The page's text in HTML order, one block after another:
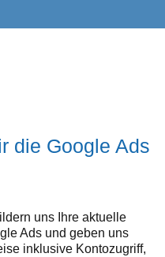
die Google Ads
uns Ihre aktuelle
Ads und geben uns
inklusive Kontozugriff,